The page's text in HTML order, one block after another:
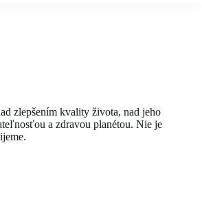
zlepšením kvality života, nad jeho
a zdravou planétou. Nie je